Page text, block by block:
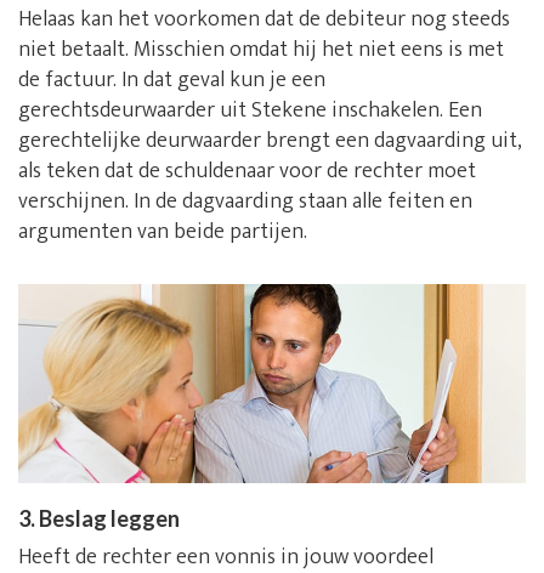
Helaas kan het voorkomen dat de debiteur nog steeds
niet betaalt. Misschien omdat hij het niet eens is met
de factuur. In dat geval kun je een
gerechtsdeurwaarder uit Stekene inschakelen. Een
gerechtelijke deurwaarder brengt een dagvaarding uit,
als teken dat de schuldenaar voor de rechter moet
verschijnen. In de dagvaarding staan alle feiten en
argumenten van beide partijen.
3. Beslag leggen
Heeft de rechter een vonnis in jouw voordeel